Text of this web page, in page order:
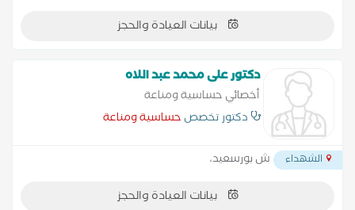
بيانات العيادة والحجز
دكتور على محمد عبد اللاه
أخصائي حساسية ومناعة
دكتور تخصص حساسية ومناعة
الشهداء ش بورسعيد،
بيانات العيادة والحجز